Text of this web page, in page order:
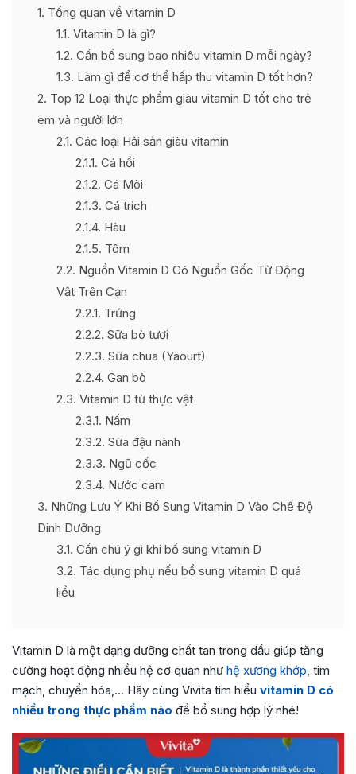
1 Tổng quan về vitamin D
1.1 Vitamin D là gì?
1.2 Cần bổ sung bao nhiêu vitamin D mỗi ngày?
1.3 Làm gì để cơ thể hấp thu vitamin D tốt hơn?
2 Top 12 Loại thực phẩm giàu vitamin D tốt cho trẻ
em và người lớn
2.1 Các loại Hải sản giàu vitamin
2.1.1 Cá hồi
2.1.2 Cá Mòi
2.1.3 Cá trích
2.1.4 Hàu
2.1.5 Tôm
2.2 Nguồn Vitamin D Có Nguồn Gốc Từ Động
Vật Trên Cạn
2.2.1 Trứng
2.2.2 Sữa bò tươi
2.2.3 Sữa chua (Yaourt)
2.2.4 Gan bò
2.3 Vitamin D từ thực vật
2.3.1 Nấm
2.3.2 Sữa đậu nành
2.3.3 Ngũ cốc
2.3.4 Nước cam
3 Những Lưu Ý Khi Bổ Sung Vitamin D Vào Chế Độ
Dinh Dưỡng
3.1 Cần chú ý gì khi bổ sung vitamin D
3.2 Tác dụng phụ nếu bổ sung vitamin D quá
liều
Vitamin D là một dạng dưỡng chất tan trong dầu giúp tăng
cường hoạt động nhiều hệ cơ quan như hệ xương khớp, tim
mạch, chuyển hóa,… Hãy cùng Vivita tìm hiểu vitamin D có
nhiều trong thực phẩm nào để bổ sung hợp lý nhé!